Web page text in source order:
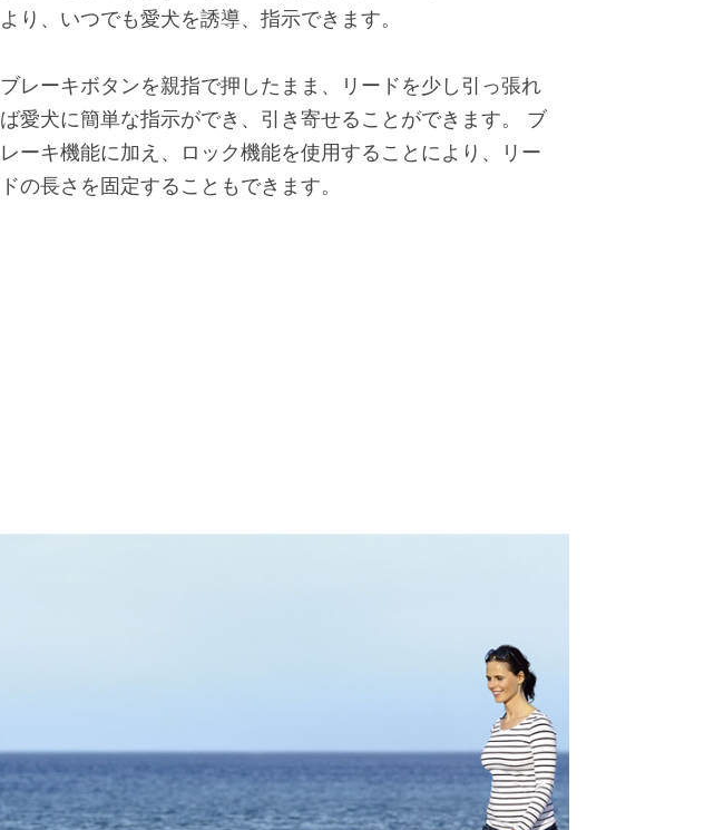
より、いつでも愛犬を誘導、指示できます。
ブレーキボタンを親指で押したまま、リードを少し引っ張れ
ば愛犬に簡単な指示ができ、引き寄せることができます。 ブ
レーキ機能に加え、ロック機能を使用することにより、リー
ドの長さを固定することもできます。